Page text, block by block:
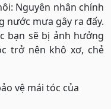
Nguyên nhân chính
nước mưa gây ra đấy.
bạn sẽ bị ảnh hưởng
trở nên khô xơ, chẻ
vệ mái tóc của